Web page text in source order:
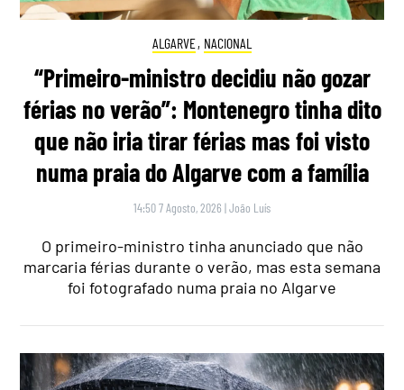
ALGARVE, NACIONAL
“Primeiro-ministro decidiu não gozar
férias no verão”: Montenegro tinha dito
que não iria tirar férias mas foi visto
numa praia do Algarve com a família
14:50 7 Agosto, 2026 |João Luís
O primeiro-ministro tinha anunciado que não
marcaria férias durante o verão, mas esta semana
foi fotografado numa praia no Algarve